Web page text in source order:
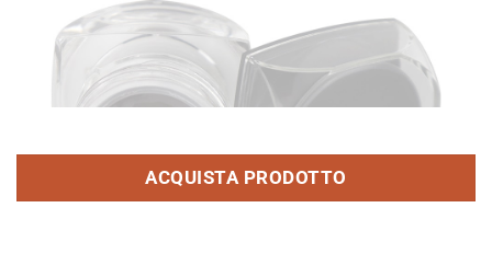
ACQUISTA PRODOTTO